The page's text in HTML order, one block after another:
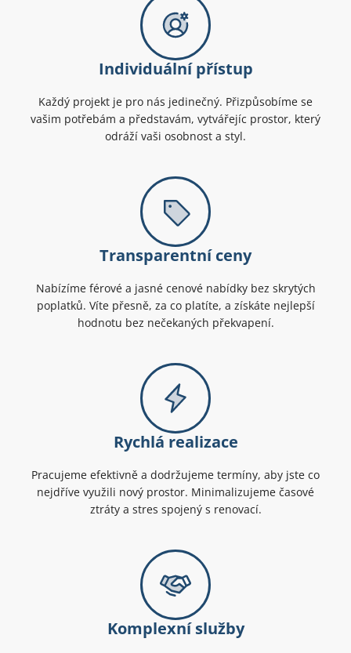
Individuální přístup
Každý projekt je pro nás jedinečný. Přizpůsobíme se
vašim potřebám a představám, vytvářejíc prostor, který
odráží vaši osobnost a styl.
Transparentní ceny
Nabízíme férové a jasné cenové nabídky bez skrytých
poplatků. Víte přesně, za co platíte, a získáte nejlepší
hodnotu bez nečekaných překvapení.
Rychlá realizace
Pracujeme efektivně a dodržujeme termíny, aby jste co
nejdříve využili nový prostor. Minimalizujeme časové
ztráty a stres spojený s renovací.
Komplexní služby